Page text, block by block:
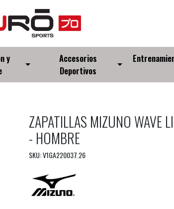
y
Accesorios
Deportivos
ZAPATILLAS MIZUNO WAVE
- HOMBRE
SKU: V1GA220037.26